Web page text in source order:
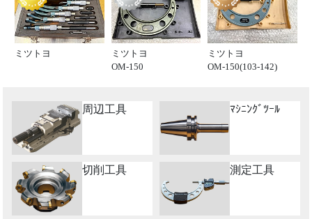
ミツトヨ
ミツトヨ
OM-150
ミツトヨ
OM-150(103-142)
周辺工具 ﾏｼﾆﾝｸﾞﾂｰﾙ
切削工具 測定工具